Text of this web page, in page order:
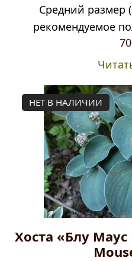
Средний размер
рекомендуемое
НЕТ В НАЛИЧИИ
Хоста «Блу